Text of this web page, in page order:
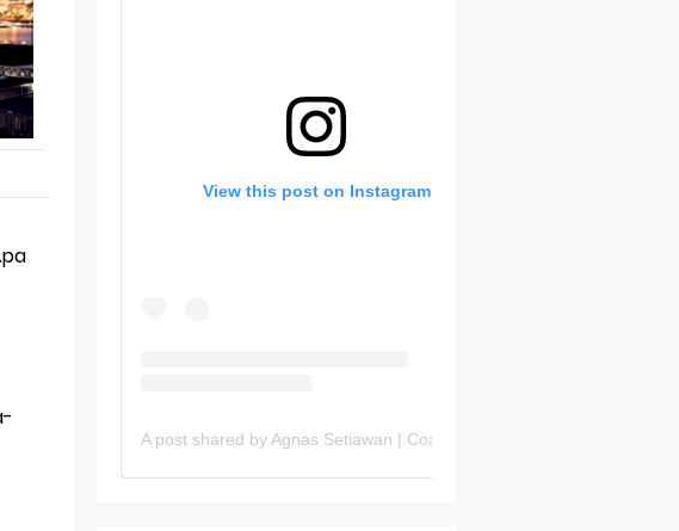
Kuasai 150 Bank Soal HOTS Sekarang!
View this post on Instagram